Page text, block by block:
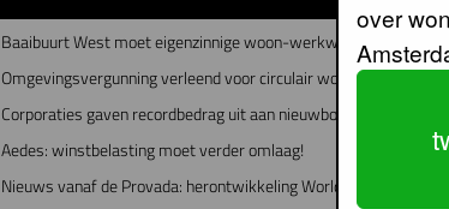
Baaibuurt West moet eigenzinnige woon-werkwijk worden
Omgevingsvergunning verleend voor circulair woon-
Corporaties gaven recordbedrag uit aan nieuwbouw en
Aedes: winstbelasting moet verder omlaag!
Nieuws vanaf de Provada: herontwikkeling World Fashion
over